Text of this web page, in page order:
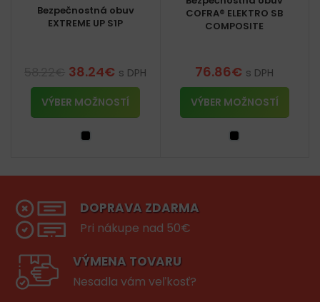
Bezpečnostná obuv
EXTREME UP S1P
38.24€ s DPH
VÝBER MOŽNOSTÍ
COFRA® ELEKTRO SB
COMPOSITE
76.86€ s DPH
VÝBER MOŽNOSTÍ
DOPRAVA ZDARMA
Pri nákupe nad 50€
VÝMENA TOVARU
Nesadla vám veľkosť?